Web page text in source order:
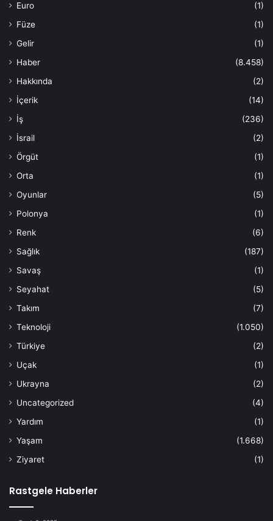
Euro
(1)
Füze
(1)
Gelir
(1)
Haber
(8.458)
Hakkında
(2)
İçerik
(14)
İş
(236)
İsrail
(2)
Örgüt
(1)
Orta
(1)
Oyunlar
(5)
Polonya
(1)
Renk
(6)
Sağlık
(187)
Savaş
(1)
Seyahat
(5)
Takım
(7)
Teknoloji
(1.050)
Türkiye
(2)
Uçak
(1)
Ukrayna
(2)
Uncategorized
(4)
Yardım
(1)
Yaşam
(1.668)
Ziyaret
(1)
Rastgele Haberler